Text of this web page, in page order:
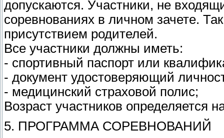
допускаются. Участники, не
соревнованиях в личном зачете.
присутствием родителей.
Все участники должны иметь:
- спортивный паспорт или
- документ удостоверяющий
- медицинский страховой полис;
Возраст участников определяется
5. ПРОГРАММА СОРЕВНОВАНИЙ